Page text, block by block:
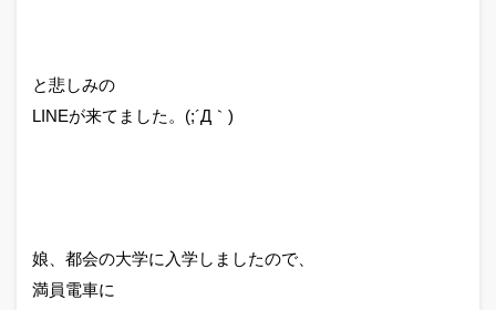
と悲しみの
LINEが来てました。(;´Д｀)
娘、都会の大学に入学しましたので、
満員電車に